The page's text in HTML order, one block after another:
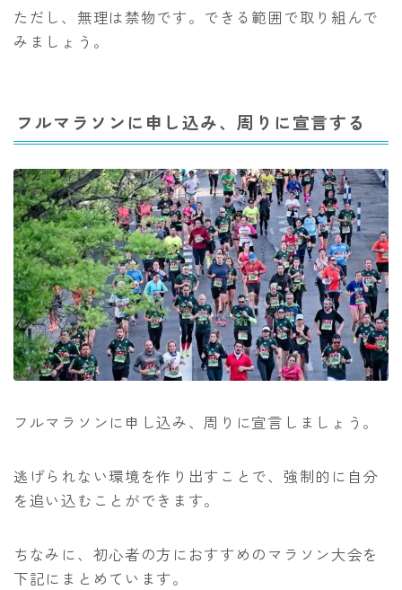
ただし、無理は禁物です。できる範囲で取り組んで
みましょう。
フルマラソンに申し込み、周りに宣言する
フルマラソンに申し込み、周りに宣言しましょう。
逃げられない環境を作り出すことで、強制的に自分
を追い込むことができます。
ちなみに、初心者の方におすすめのマラソン大会を
下記にまとめています。